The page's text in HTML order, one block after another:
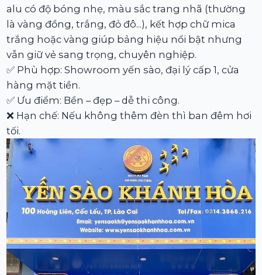
alu có độ bóng nhẹ, màu sắc trang nhã (thường
là vàng đồng, trắng, đỏ đô...), kết hợp chữ mica
trắng hoặc vàng giúp bảng hiệu nổi bật nhưng
vẫn giữ vẻ sang trọng, chuyên nghiệp.
✅ Phù hợp: Showroom yến sào, đại lý cấp 1, cửa
hàng mặt tiền.
✅ Ưu điểm: Bền – đẹp – dễ thi công.
❌ Hạn chế: Nếu không thêm đèn thì ban đêm hơi
tối.